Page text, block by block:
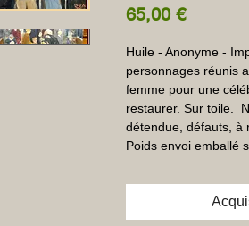
65,00 €Prezzo
Huile - Anonyme -
personnages réunis
femme pour une
restaurer. Sur toile.
détendue, défauts, à
Poids envoi emballé